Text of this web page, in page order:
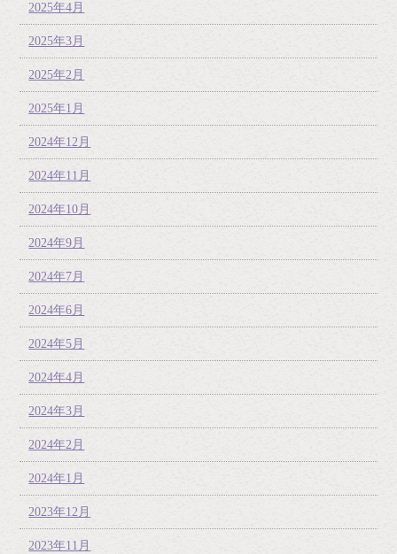
2025年4月
2025年3月
2025年2月
2025年1月
2024年12月
2024年11月
2024年10月
2024年9月
2024年7月
2024年6月
2024年5月
2024年4月
2024年3月
2024年2月
2024年1月
2023年12月
2023年11月